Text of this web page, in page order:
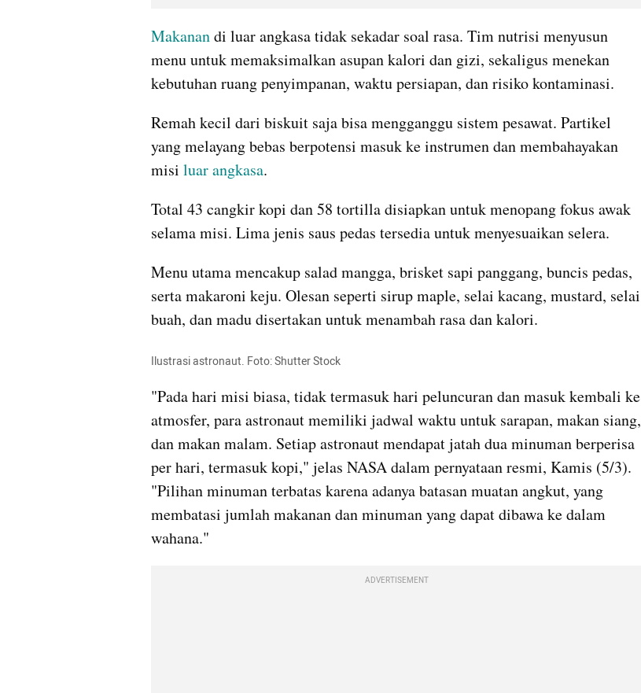
Makanan di luar angkasa tidak sekadar soal rasa. Tim nutrisi menyusun
menu untuk memaksimalkan asupan kalori dan gizi, sekaligus menekan
kebutuhan ruang penyimpanan, waktu persiapan, dan risiko kontaminasi.
Remah kecil dari biskuit saja bisa mengganggu sistem pesawat. Partikel
yang melayang bebas berpotensi masuk ke instrumen dan membahayakan
misi luar angkasa.
Total 43 cangkir kopi dan 58 tortilla disiapkan untuk menopang fokus awak
selama misi. Lima jenis saus pedas tersedia untuk menyesuaikan selera.
Menu utama mencakup salad mangga, brisket sapi panggang, buncis pedas,
serta makaroni keju. Olesan seperti sirup maple, selai kacang, mustard, selai
buah, dan madu disertakan untuk menambah rasa dan kalori.
Ilustrasi astronaut. Foto: Shutter Stock
"Pada hari misi biasa, tidak termasuk hari peluncuran dan masuk kembali ke
atmosfer, para astronaut memiliki jadwal waktu untuk sarapan, makan siang,
dan makan malam. Setiap astronaut mendapat jatah dua minuman berperisa
per hari, termasuk kopi," jelas NASA dalam pernyataan resmi, Kamis (5/3).
"Pilihan minuman terbatas karena adanya batasan muatan angkut, yang
membatasi jumlah makanan dan minuman yang dapat dibawa ke dalam
wahana."
ADVERTISEMENT